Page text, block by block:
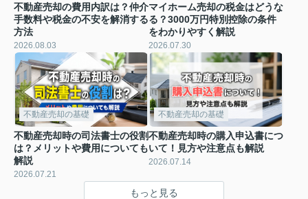
不動産売却の費用内訳は？仲介
手数料や税金の不安を解消する
方法
2026.08.03
マイホーム売却の税金はどうな
る？3000万円特別控除の条件
をわかりやすく解説
2026.07.30
不動産売却の基礎
不動産売却時の司法書士の役割
は？メリットや費用についても
解説
2026.07.21
不動産売却の基礎
不動産売却時の購入申込書につ
いて！見方や注意点も解説
2026.07.14
もっと見る